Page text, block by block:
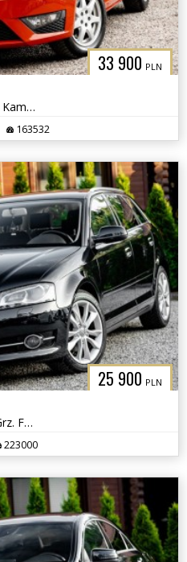
33 900 PLN
FR 1.0 110KM Xenon LED Nav Kamera Alcantara Bezwypadkowy
163532
25 900 PLN
2.0D 140KM Xenon LED Nav Grz. Fotele Tempomat Klimatyzacja Serwis
223000